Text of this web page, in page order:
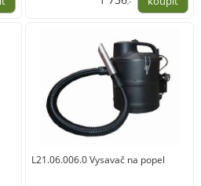
L21.06.006.0 Vysavač na popel